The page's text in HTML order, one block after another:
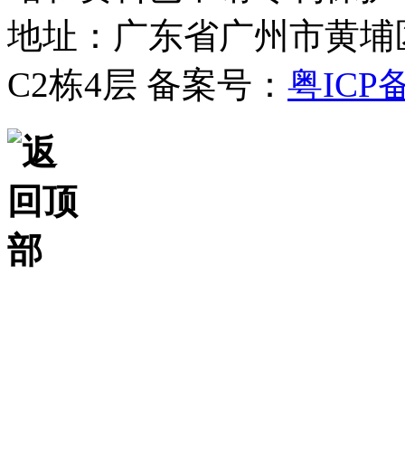
地址：广东省广州市黄
C2栋4层 备案号： 粤ICP